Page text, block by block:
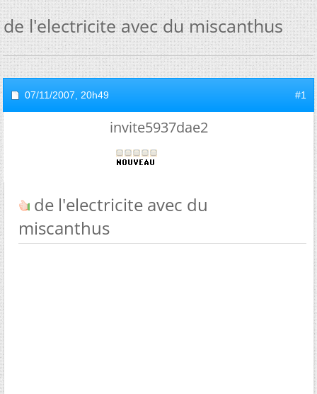
de l'electricite avec du miscanthus
07/11/2007, 20h49 #1
invite5937dae2
de l'electricite avec du
miscanthus